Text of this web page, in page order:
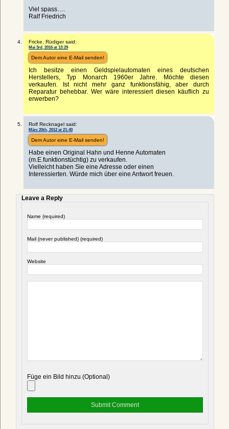
Viel spass….
Ralf Friedrich
Fricke, Rüdiger said:
Mai 3rd, 2016 at 13:29
Dem Autor eine E-Mail senden!
Ich besitze einen Geldspielautomaten eines deutschen
Herstellers, Typ Monarch 1960er Jahre. Möchte diesen
verkaufen. Ist nicht mehr ganz funktionsfähig, aber durch
Reparatur behebbar. Wer wäre interessiert diesen käuflich zu
erwerben?
Rolf Recknagel said:
März 20th, 2012 at 21:40
Dem Autor eine E-Mail senden!
Habe einen Original Hahn und Henne Automaten
(m.E.funktionstüchtig) zu verkaufen.
Vielleicht haben Sie eine Adresse oder einen
Interessierten. Würde mich über eine Antwort freuen.
Leave a Reply
Name (required)
Mail (never published) (required)
Website
Füge ein Bild hinzu (Optional)